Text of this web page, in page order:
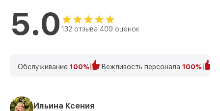
5.0 132 отзыва 409 оценок
Обслуживание 100% Вежливость персонала 100%
Ильина Ксения